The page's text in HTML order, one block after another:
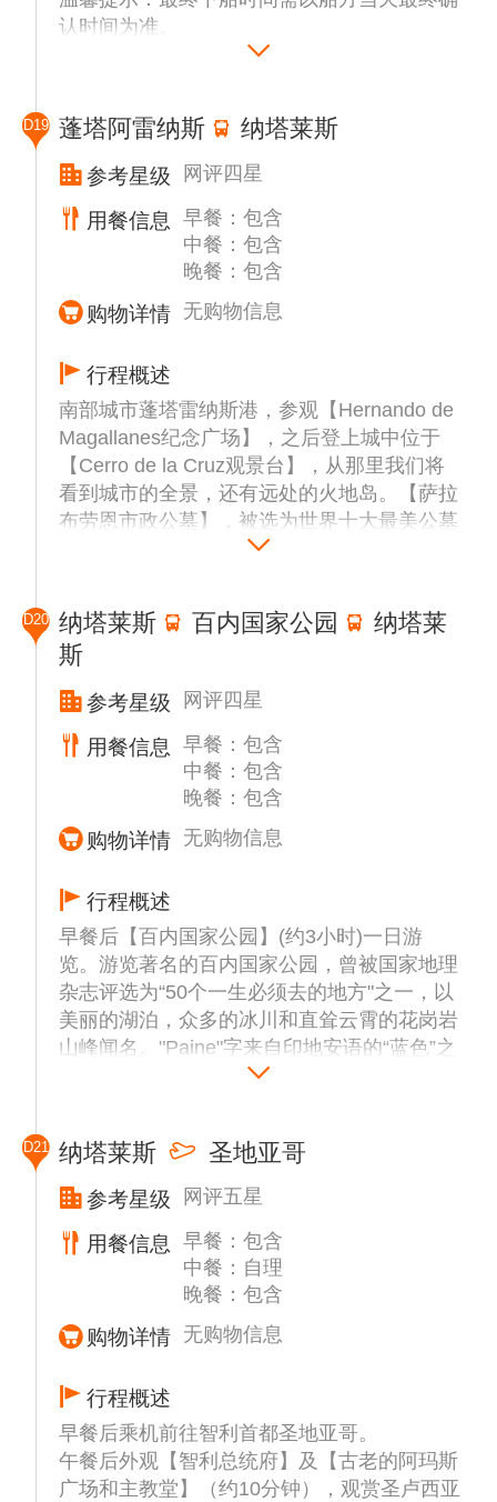
认时间为准。
D19 蓬塔阿雷纳斯 纳塔莱斯
参考星级 网评四星
用餐信息
早餐：包含
中餐：包含
晚餐：包含
购物详情 无购物信息
行程概述
南部城市蓬塔雷纳斯港，参观【Hernando de
Magallanes纪念广场】，之后登上城中位于
【Cerro de la Cruz观景台】，从那里我们将
看到城市的全景，还有远处的火地岛。【萨拉
布劳恩市政公墓】，被选为世界十大最美公墓
之一。在这里，我们将参观柏树大道，新古典
【NAO VICTORIA历史航海博物馆】了解欧
洲的移民历史遗迹。之后驱车前往纳塔莱斯
（车程约3小时）。
D20 纳塔莱斯 百内国家公园
纳塔莱
斯
参考星级 网评四星
用餐信息
早餐：包含
中餐：包含
晚餐：包含
购物详情 无购物信息
行程概述
早餐后【百内国家公园】(约3小时)一日游
览。游览著名的百内国家公园，曾被国家地理
杂志评选为“50个一生必须去的地方"之一，以
美丽的湖泊，众多的冰川和直耸云霄的花岗岩
山峰闻名。"Paine"字来自印地安语的“蓝色”之
意，因其整个国家公园被湛蓝的冰河峡湾和湖
D21 纳塔莱斯 圣地亚哥
参考星级 网评五星
用餐信息
早餐：包含
中餐：自理
晚餐：包含
购物详情 无购物信息
行程概述
早餐后乘机前往智利首都圣地亚哥。
午餐后外观【智利总统府】及【古老的阿玛斯
广场和主教堂】（约10分钟），观赏圣卢西亚